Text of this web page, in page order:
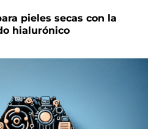
pieles secas con la
hialurónico